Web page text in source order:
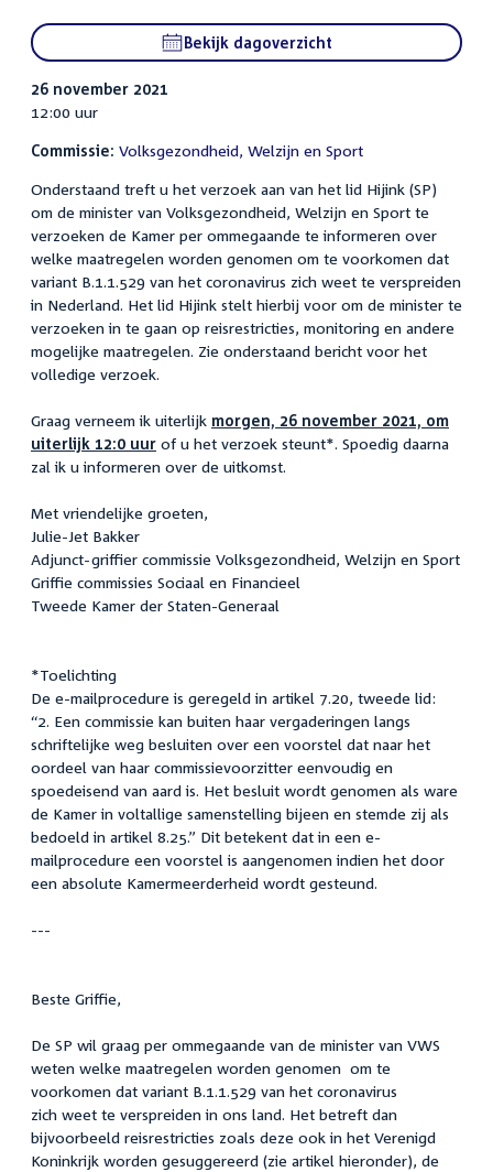
Bekijk dagoverzicht
26 november 2021
12:00 uur
Commissie: Volksgezondheid, Welzijn en Sport
Onderstaand treft u het verzoek aan van het lid Hijink (SP)
om de minister van Volksgezondheid, Welzijn en Sport te
verzoeken de Kamer per ommegaande te informeren over
welke maatregelen worden genomen om te voorkomen dat
variant B.1.1.529 van het coronavirus zich weet te verspreiden
in Nederland. Het lid Hijink stelt hierbij voor om de minister te
verzoeken in te gaan op reisrestricties, monitoring en andere
mogelijke maatregelen. Zie onderstaand bericht voor het
volledige verzoek.
Graag verneem ik uiterlijk morgen, 26 november 2021, om
uiterlijk 12:0 uur of u het verzoek steunt*. Spoedig daarna
zal ik u informeren over de uitkomst.
Met vriendelijke groeten,
Julie-Jet Bakker
Adjunct-griffier commissie Volksgezondheid, Welzijn en Sport
Griffie commissies Sociaal en Financieel
Tweede Kamer der Staten-Generaal
*Toelichting
De e-mailprocedure is geregeld in artikel 7.20, tweede lid:
“2. Een commissie kan buiten haar vergaderingen langs
schriftelijke weg besluiten over een voorstel dat naar het
oordeel van haar commissievoorzitter eenvoudig en
spoedeisend van aard is. Het besluit wordt genomen als ware
de Kamer in voltallige samenstelling bijeen en stemde zij als
bedoeld in artikel 8.25.” Dit betekent dat in een e-
mailprocedure een voorstel is aangenomen indien het door
een absolute Kamermeerderheid wordt gesteund.
---
Beste Griffie,
De SP wil graag per ommegaande van de minister van VWS
weten welke maatregelen worden genomen om te
voorkomen dat variant B.1.1.529 van het coronavirus
zich weet te verspreiden in ons land. Het betreft dan
bijvoorbeeld reisrestricties zoals deze ook in het Verenigd
Koninkrijk worden gesuggereerd (zie artikel hieronder), de